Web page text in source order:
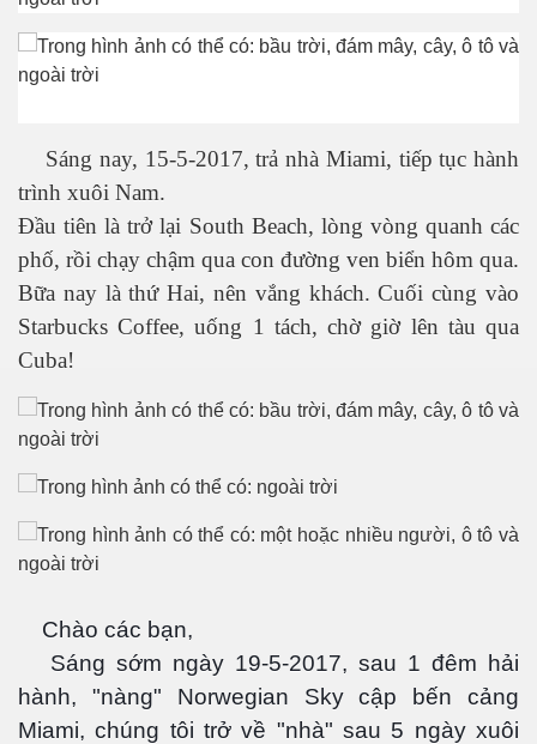
Sáng nay, 15-5-2017, trả nhà Miami, tiếp tục hành
trình xuôi Nam.
Đầu tiên là trở lại South Beach, lòng vòng quanh các
phố, rồi chạy chậm qua con đường ven biển hôm qua.
Bữa nay là thứ Hai, nên vắng khách. Cuối cùng vào
Starbucks Coffee, uống 1 tách, chờ giờ lên tàu qua
Cuba!
Chào các bạn,
Sáng sớm ngày 19-5-2017, sau 1 đêm hải
hành, "nàng" Norwegian Sky cập bến cảng
Miami, chúng tôi trở về "nhà" sau 5 ngày xuôi
giới